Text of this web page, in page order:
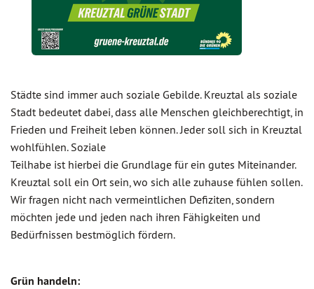
Städte sind immer auch soziale Gebilde. Kreuztal als soziale
Stadt bedeutet dabei, dass alle Menschen gleichberechtigt, in
Frieden und Freiheit leben können. Jeder soll sich in Kreuztal
wohlfühlen. Soziale
Teilhabe ist hierbei die Grundlage für ein gutes Miteinander.
Kreuztal soll ein Ort sein, wo sich alle zuhause fühlen sollen.
Wir fragen nicht nach vermeintlichen Defiziten, sondern
möchten jede und jeden nach ihren Fähigkeiten und
Bedürfnissen bestmöglich fördern.
Grün handeln: